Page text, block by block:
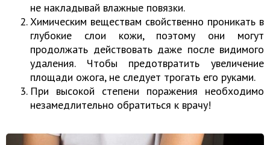
не накладывай влажные повязки.
Химическим веществам свойственно проникать в
глубокие слои кожи, поэтому они могут
продолжать действовать даже после видимого
удаления. Чтобы предотвратить увеличение
площади ожога, не следует трогать его руками.
При высокой степени поражения необходимо
незамедлительно обратиться к врачу!